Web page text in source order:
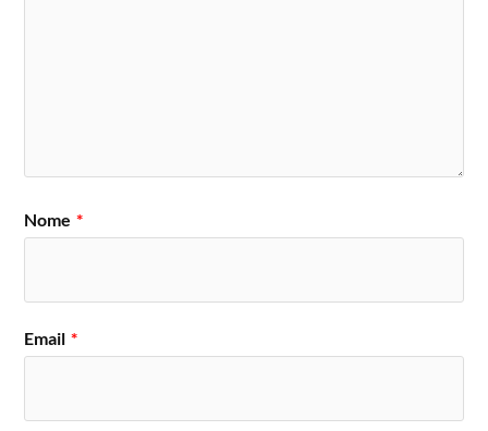
Nome *
Email *